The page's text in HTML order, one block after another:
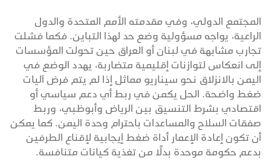
المجتمع الدولي، وفي مقدمته الأمم المتحدة والدول
الراعية، يواجه مسؤولية وضع حد لهذا التباين. فكما فشلت
تجارب مشابهة في لبنان أو العراق حين تحولت المؤسسات
إلى انعكاس لتوازنات إقليمية متضاربة، يهدد الوضع في
اليمن بالانزلاق نحو سيناريو مماثل إذا لم يتم فرض آليات
ضغط واضحة. الحل يكمن في ربط أي دعم سياسي أو
اقتصادي بشرط التنسيق بين الرياض وأبوظبي، وربط
صفقات السلاح والمساعدات باحترام وحدة اليمن. كما يمكن
أن تكون إعادة الإعمار أداة ضغط إيجابية لإقناع الطرفين
بدعم حكومة موحدة بدلًا من تغذية كيانات متنافسة.